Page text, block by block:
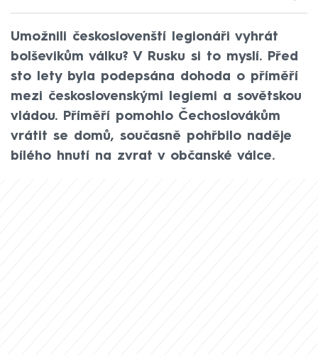
Umožnili českoslovenští legionáři vyhrát
bolševikům válku? V Rusku si to myslí. Před
sto lety byla podepsána dohoda o příměří
mezi československými legiemi a sovětskou
vládou. Příměří pomohlo Čechoslovákům
vrátit se domů, současně pohřbilo naděje
bílého hnutí na zvrat v občanské válce.